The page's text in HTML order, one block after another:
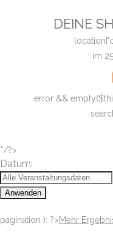
DEINE
im 25
error &&
*/?>
Datum:
Anwenden
pagination ): ?>Mehr